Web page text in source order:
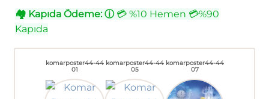
🏘 Kapıda Ödeme: ⓘ💳 %10 Hemen 💳%90
Kapıda
komarposter44-44
01
komarposter44-44
05
komarposter44-44
07